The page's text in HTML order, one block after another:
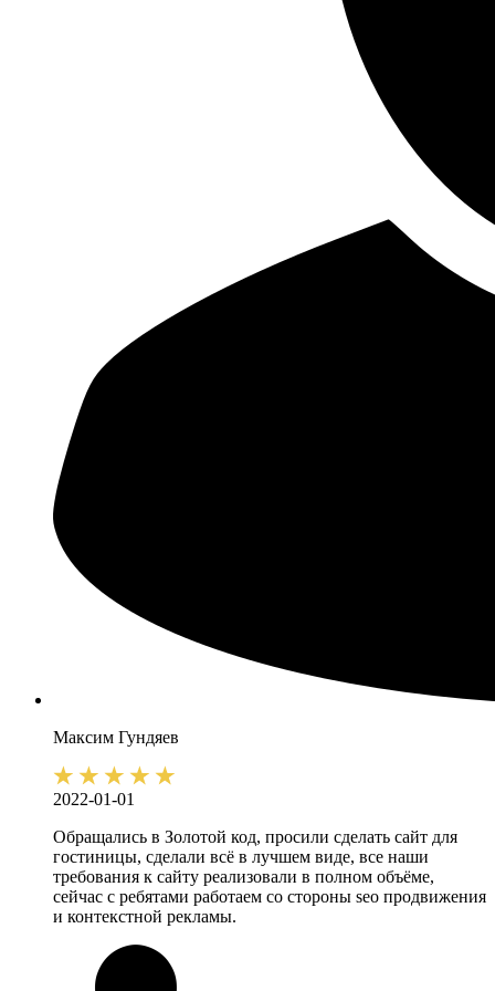
Максим Гундяев
2022-01-01
Обращались в Золотой код, просили сделать сайт для
гостиницы, сделали всё в лучшем виде, все наши
требования к сайту реализовали в полном объёме,
сейчас с ребятами работаем со стороны seo продвижения
и контекстной рекламы.